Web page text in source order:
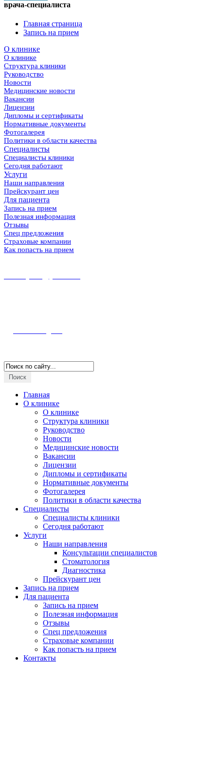
врача-специалиста
Главная страница
Запись на прием
О клинике
О клинике
Структура клиники
Руководство
Новости
Медицинские новости
Вакансии
Лицензии
Дипломы и сертификаты
Нормативные документы
Фотогалерея
Политики в области качества
Специалисты
Специалисты клиники
Сегодня работают
Услуги
Наши направления
Прейскурант цен
Для пациента
Запись на прием
Полезная информация
Отзывы
Спец предложения
Страховые компании
Как попасть на прием
Главная
О клинике
О клинике
Структура клиники
Руководство
Новости
Медицинские новости
Вакансии
Лицензии
Дипломы и сертификаты
Нормативные документы
Фотогалерея
Политики в области качества
Специалисты
Специалисты клиники
Сегодня работают
Услуги
Наши направления
Консультации специалистов
Стоматология
Диагностика
Прейскурант цен
Запись на прием
Для пациента
Запись на прием
Полезная информация
Отзывы
Спец предложения
Страховые компании
Как попасть на прием
Контакты